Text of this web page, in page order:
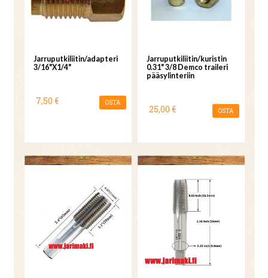
Jarruputkiliitin/adapteri
3/16"X1/4"
7,50 € OSTA
Jarruputkiliitin/kuristin
0.31" 3/8 Demco traileri
pääsylinteriin
25,00 € OSTA